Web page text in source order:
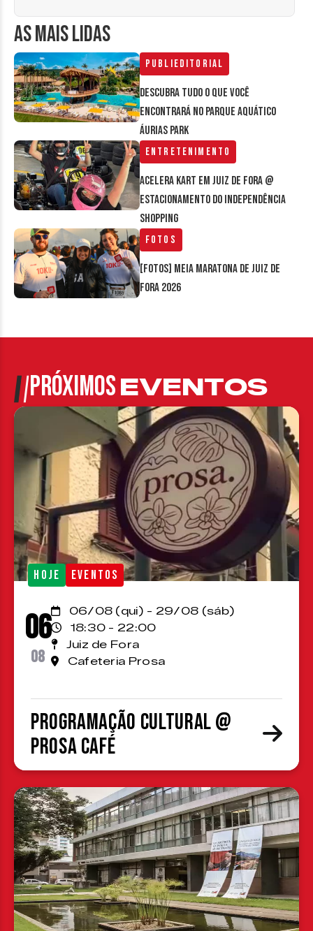
AS MAIS LIDAS
Publieditorial
Descubra tudo o que você
encontrará no parque aquático
Áurias Park
Entretenimento
Acelera Kart em Juiz de Fora @
estacionamento do Independência
Shopping
Fotos
[FOTOS] Meia Maratona de Juiz de
Fora 2026
PRÓXIMOSEVENTOS
HOJE EVENTOS
06
08
06/08 (qui) - 29/08 (sáb)
18:30 - 22:00
Juiz de Fora
Cafeteria Prosa
Programação cultural @
Prosa Café